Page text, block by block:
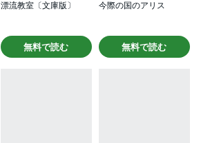
漂流教室〔文庫版〕
無料で読む
今際の国のアリス
無料で読む